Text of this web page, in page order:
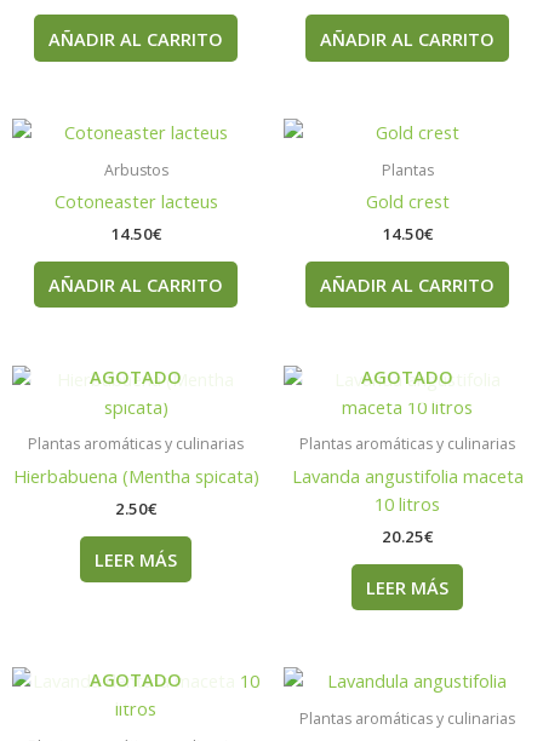
AÑADIR AL CARRITO AÑADIR AL CARRITO
Arbustos
Cotoneaster lacteus
14.50€
AÑADIR AL CARRITO
Plantas
Gold crest
14.50€
AÑADIR AL CARRITO
AGOTADO
Plantas aromáticas y culinarias
Hierbabuena (Mentha spicata)
2.50€
LEER MÁS
AGOTADO
Plantas aromáticas y culinarias
Lavanda angustifolia maceta
10 litros
20.25€
LEER MÁS
AGOTADO
Plantas aromáticas y culinarias